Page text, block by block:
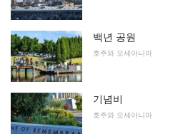
백년 공원
호주와 오세아니아
기념비
호주와 오세아니아